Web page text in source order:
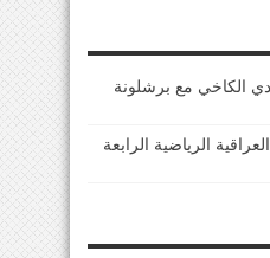
الكاخي مع برشلونة
الرياضية الرابعة